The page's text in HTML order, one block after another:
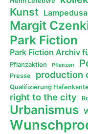
Kunst
Margit
Park Fiction
Park Fiction Archiv
Pflanzaktion Pflanzen
Presse production
Qualifizierung Hafenkante
right to the city
Urbanismus